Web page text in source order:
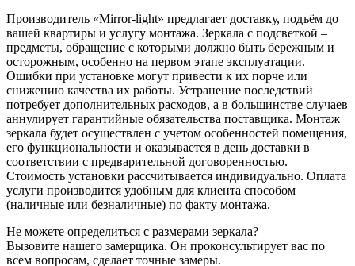
Производитель «Mirror-light» предлагает доставку, подъём до
вашей квартиры и услугу монтажа. Зеркала с подсветкой –
предметы, обращение с которыми должно быть бережным и
осторожным, особенно на первом этапе эксплуатации.
Ошибки при установке могут привести к их порче или
снижению качества их работы. Устранение последствий
потребует дополнительных расходов, а в большинстве случаев
аннулирует гарантийные обязательства поставщика. Монтаж
зеркала будет осуществлен с учетом особенностей помещения,
его функциональности и оказывается в день доставки в
соответствии с предварительной договоренностью.
Стоимость установки рассчитывается индивидуально. Оплата
услуги производится удобным для клиента способом
(наличные или безналичные) по факту монтажа.
Не можете определиться с размерами зеркала?
Вызовите нашего замерщика. Он проконсультирует вас по
всем вопросам, сделает точные замеры.